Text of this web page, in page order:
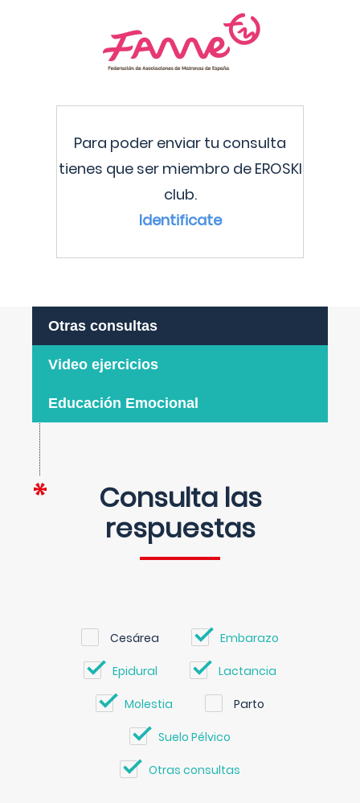
Para poder enviar tu consulta
tienes que ser miembro de EROSKI
club.
Identificate
Otras consultas
Video ejercicios
Educación Emocional
Consulta las
respuestas
Cesárea Embarazo
Epidural Lactancia
Molestia Parto
Suelo Pélvico
Otras consultas